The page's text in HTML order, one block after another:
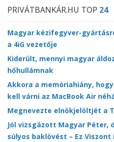
PRIVÁTBANKÁR.HU TOP 24
Magyar kézifegyver-
a 4iG vezetője
Kiderült, mennyi magyar
hőhullámnak
Akkora a memóriahiány,
kell várni az MacBook Air
Megnevezte elnökjelöltjét a
Jól vizsgázott Magyar Péter,
súlyos baklövést – Ez Viszont